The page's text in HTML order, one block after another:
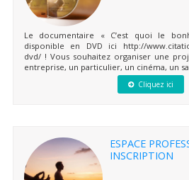
Le documentaire « C’est quoi le
disponible en DVD ici http://
dvd/ ! Vous souhaitez organiser une
entreprise, un particulier, un cinéma, un
Cliquez ici
ESPACE
INSCRIPTION